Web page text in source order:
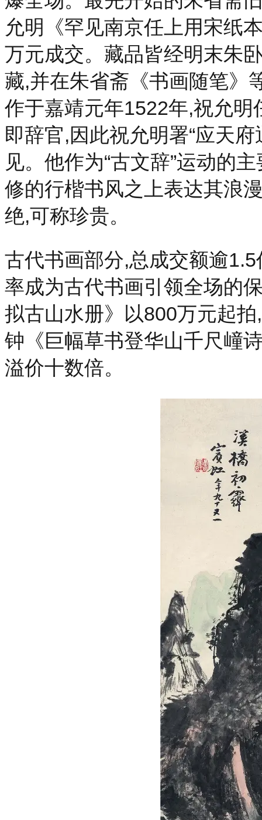
允明《罕见南京任上用宋纸
万元成交。藏品皆经明末朱
藏,并在朱省斋《书画随笔》
作于嘉靖元年1522年,祝允
即辞官,因此祝允明署“应天
见。他作为“古文辞”运动的
修的行楷书风之上表达其浪
绝,可称珍贵。
古代书画部分,总成交额逾
率成为古代书画引领全场的
拟古山水册》以800万元起
钟《巨幅草书登华山千尺㠉
溢价十数倍。